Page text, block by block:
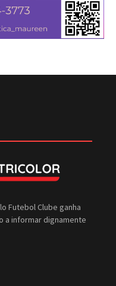
Futebol Clube ganha
a informar dignamente